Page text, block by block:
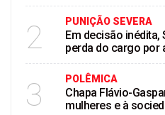
2 PUNIÇÃO SEVERA
Em decisão inédita,
perda do cargo por
3 POLÊMICA
Chapa Flávio-
mulheres e à